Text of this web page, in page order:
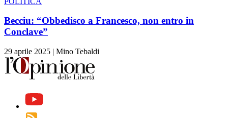
Becciu: “Obbedisco a Francesco, non entro in
Conclave”
29 aprile 2025 | Mino Tebaldi